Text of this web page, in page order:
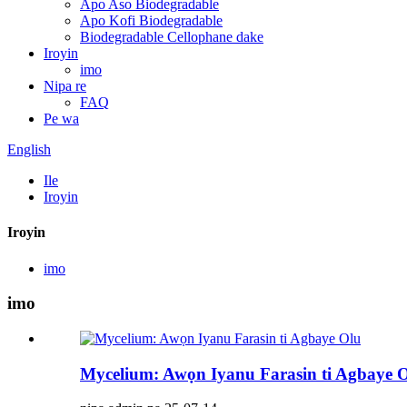
Apo Aso Biodegradable
Apo Kofi Biodegradable
Biodegradable Cellophane dake
Iroyin
imo
Nipa re
FAQ
Pe wa
English
Ile
Iroyin
Iroyin
imo
imo
Mycelium: Awọn Iyanu Farasin ti Agbaye